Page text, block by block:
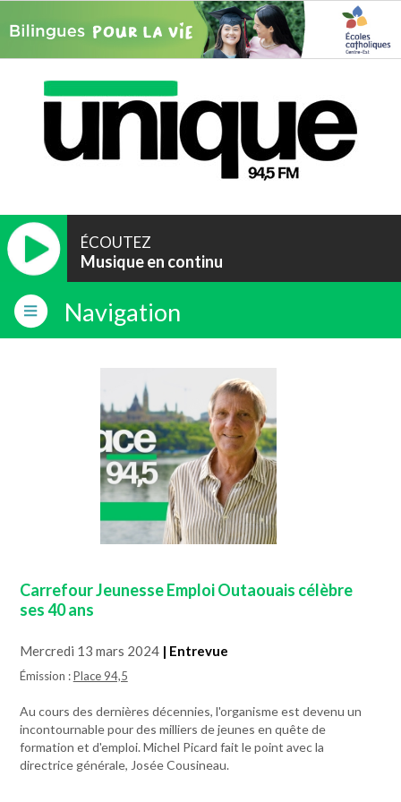
ÉCOUTEZ
Musique en continu
Navigation
Carrefour Jeunesse Emploi Outaouais célèbre
ses 40 ans
Mercredi 13 mars 2024 | Entrevue
Émission :Place 94,5
Au cours des dernières décennies, l'organisme est devenu un
incontournable pour des milliers de jeunes en quête de
formation et d'emploi. Michel Picard fait le point avec la
directrice générale, Josée Cousineau.